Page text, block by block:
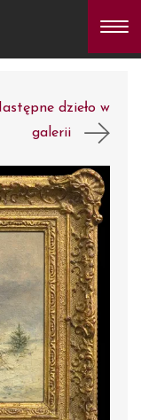
dzieło w
galerii